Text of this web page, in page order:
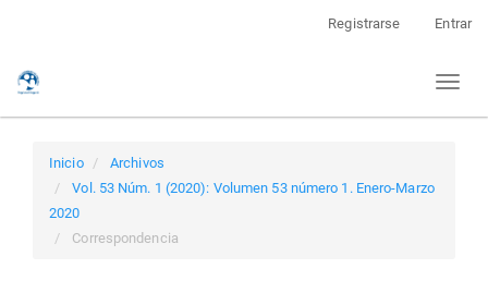
Registrarse Entrar
Toggle
Inicio
Archivos
Vol. 53 Núm. 1 (2020): Volumen 53 número 1. Enero-Marzo
2020
Correspondencia